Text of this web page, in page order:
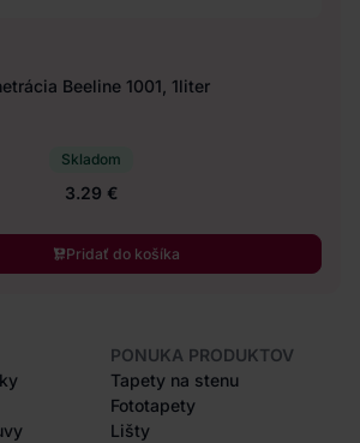
Beeline 1001, 1liter
Skladom
3.29 €
Pridať do košíka
PONUKA PRODUKTOV
Tapety na stenu
Fototapety
Lišty